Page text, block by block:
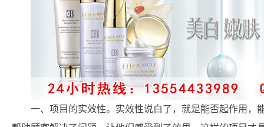
一、项目的实效性。实效性说白了，就是能否起作用，